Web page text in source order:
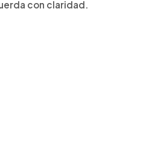
con claridad.